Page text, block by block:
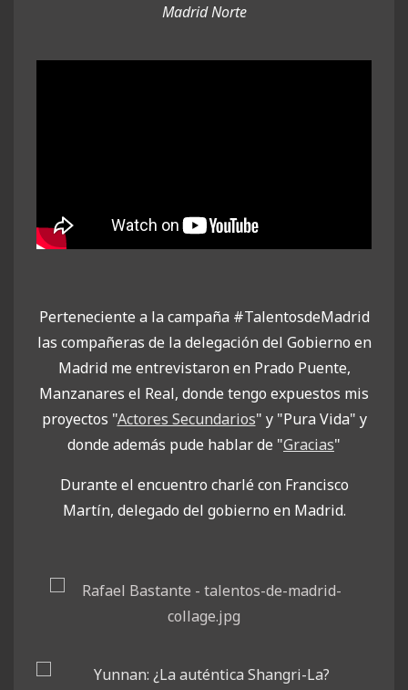
Madrid Norte
Perteneciente a la campaña #TalentosdeMadrid
las compañeras de la delegación del Gobierno en
Madrid me entrevistaron en Prado Puente,
Manzanares el Real, donde tengo expuestos mis
proyectos "Actores Secundarios" y "Pura Vida" y
donde además pude hablar de "Gracias"
Durante el encuentro charlé con Francisco
Martín, delegado del gobierno en Madrid.